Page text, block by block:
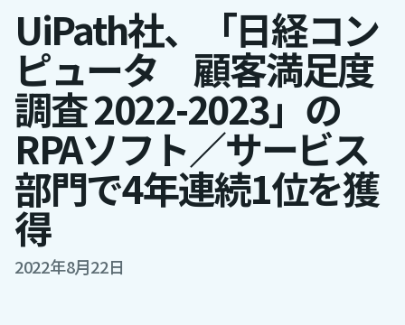
UiPath社、「日経コン
ピュータ 顧客満足度
調査 2022-2023」の
RPAソフト／サービス
部門で4年連続1位を獲
得
2022年8月22日